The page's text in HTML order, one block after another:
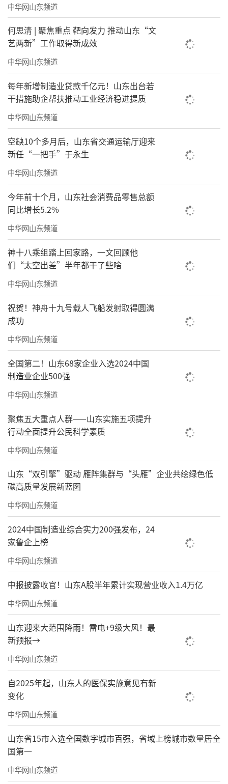
翠谷鸣溪136×68cm
秋山声瀑68×68cm
中华网山东频道
何思清 | 聚焦重点 靶向发力 推动山东“文
艺两新”工作取得新成效
中华网山东频道
每年新增制造业贷款千亿元！山东出台若
干措施助企帮扶推动工业经济稳进提质
中华网山东频道
空缺10个多月后，山东省交通运输厅迎来
新任“一把手”于永生
中华网山东频道
今年前十个月，山东社会消费品零售总额
同比增长5.2%
中华网山东频道
神十八乘组踏上回家路，一文回顾他
们“太空出差”半年都干了些啥
中华网山东频道
祝贺！神舟十九号载人飞船发射取得圆满
成功
中华网山东频道
全国第二！山东68家企业入选2024中国
制造业企业500强
中华网山东频道
聚焦五大重点人群——山东实施五项提升
行动全面提升公民科学素质
中华网山东频道
山东“双引擎”驱动 雁阵集群与“头雁”企业共绘绿色低
碳高质量发展新蓝图
中华网山东频道
2024中国制造业综合实力200强发布，24
家鲁企上榜
中华网山东频道
中报披露收官！山东A股半年累计实现营业收入1.4万亿
中华网山东频道
山东迎来大范围降雨！雷电+9级大风！最
新预报→
中华网山东频道
自2025年起，山东人的医保实施意见有新
变化
中华网山东频道
山东省15市入选全国数字城市百强，省域上榜城市数量居全
国第一
中华网山东频道